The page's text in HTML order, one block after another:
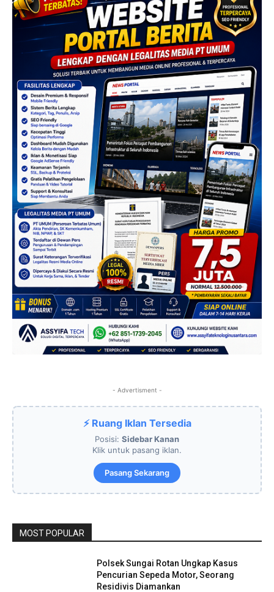
- Advertisment -
⚡ Ruang Iklan Tersedia
Posisi: Sidebar Kanan
Klik untuk pasang iklan.
Pasang Sekarang
MOST POPULAR
Polsek Sungai Rotan Ungkap Kasus
Pencurian Sepeda Motor, Seorang
Residivis Diamankan